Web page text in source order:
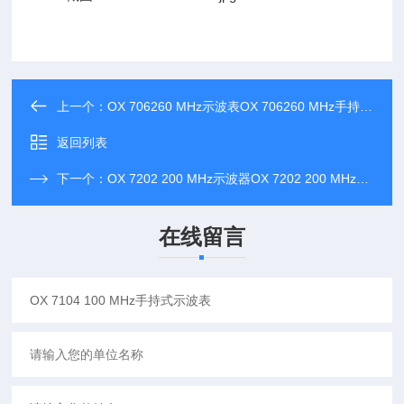
上一个：OX 706260 MHz示波表OX 706260 MHz手持式示波表
返回列表
下一个：OX 7202 200 MHz示波器OX 7202 200 MHz手持式示波表
在线留言